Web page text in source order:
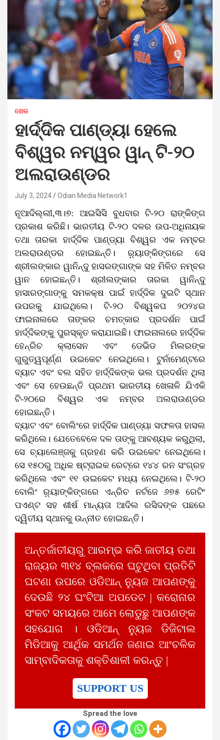
ଖେଳ
ହାର୍ଦ୍ଦିକ ପାଣ୍ଡ୍ୟା ହେଲେ
ବିଶ୍ୱର ନମ୍ୱର ୱାନ୍ ଟି-୨୦
ଅଲରାଉଣ୍ଡର
July 3, 2024 Odian Media Network1
ନୂଆଦିଲ୍ଲୀ,୩।୭: ଆଇସିସି ବୁଧବାର ଟି-୨୦ ରାଙ୍କିଙ୍ଗ
ପ୍ରକାଶ କରିଛି। ଭାରତୀୟ ଟି-୨୦ ଦଳର ଉପ-ଅଧିନାୟକ
ତଥା ତାରକା ହାର୍ଦ୍ଦିକ ପାଣ୍ଡ୍ୟା ବିଶ୍ୱର ଏକ ନମ୍ବର
ଅଲରାଉଣ୍ଡର ହୋଇଛନ୍ତି। ର଼୍ୟାଙ୍କିଙ୍ଗରେ ସେ
ଶ୍ରୀଲଙ୍କାର ୱାନିନ୍ଦୁ ହାସରଙ୍ଗାଙ୍କ ସହ ମିଳିତ ନମ୍ବର
ୱାନ ହୋଇଛନ୍ତି। ଶ୍ରୀଲଙ୍କାର ତାରକା ୱାନିନ୍ଦୁ
ହାସାରଙ୍ଗାଙ୍କୁ ସମକକ୍ଷ ପାଇଁ ହାର୍ଦ୍ଦିକ ଦୁଇଟି ସ୍ଥାନ
ଉପରକୁ ଯାଇଥିଲେ। ଟି-୨୦ ବିଶ୍ୱକପ ୨୦୨୪ର
ଫାଇନାଲରେ ତାଙ୍କର ଚମତ୍କାର ପ୍ରଦର୍ଶନ ପାଇଁ
ହାର୍ଦ୍ଦିକଙ୍କୁ ପୁରସ୍କୃତ କରାଯାଇଛି। ଫାଇନାଲରେ ହାର୍ଦ୍ଦିକ
ହେନ୍ରିଚ କ୍ଲାସେନ ଏବଂ ଡେଭିଡ ମିଲରଙ୍କ
ଗୁରୁତ୍ୱପୂର୍ଣ୍ଣ ଉଇକେଟ ନେଇଥିଲେ। ଟୁର୍ନାମେଣ୍ଟରେ
ବ୍ୟାଟ ଏବଂ ବଲ ସହିତ ହାର୍ଦ୍ଦିକଙ୍କ ଭଲ ପ୍ରଦର୍ଶନ ଥିଲା
ଏବଂ ସେ ହେଉଛନ୍ତି ପ୍ରଥମ ଭାରତୀୟ ଖେଳାଳି ଯିଏକି
ଟି-୨୦ରେ ବିଶ୍ୱର ଏକ ନମ୍ବର ଅଲରାଉଣ୍ଡର
ହୋଇଛନ୍ତି।
ବ୍ୟାଟ ଏବଂ ବୋଲିଂରେ ହାର୍ଦ୍ଦିକ ପାଣ୍ଡ୍ୟା ସଫଳତା ହାସଲ
କରିଥିଲେ। ଯେତେବେଳେ ଦଳ ତାଙ୍କୁ ଆବଶ୍ୟକ କରୁଥିଲା,
ସେ ଚ୍ୟାଲେଞ୍ଜକୁ ଗ୍ରହଣ କରି ଉଇକେଟ ନେଇଥିଲେ।
ସେ ୧୫୦ରୁ ଅଧିକ ଷ୍ଟ୍ରାଇକ ରେଟ୍‌ରେ ୧୪୪ ରନ ସଂଗ୍ରହ
କରିଥିଲେ ଏବଂ ୧୧ ଉଇକେଟ ମଧ୍ୟ ନେଇଥିଲେ। ଟି-୨୦
ବୋଲିଂ ର଼୍ୟାଙ୍କିଙ୍ଗରେ ଏନ୍ରିଚ ନର୍ଟଜେ ୬୭୫ ରେଟିଂ
ପଏଣ୍ଟ ସହ ଶୀର୍ଷ ମାନ୍ୟତା ଆଦିଲ ରସିଦଙ୍କ ପଛରେ
ଦ୍ୱିତୀୟ ସ୍ଥାନକୁ ଉନ୍ନୀତ ହୋଇଛନ୍ତି।
ଅନ୍ତର୍ଜାତୀୟରୁ ଆରମ୍ଭ କରି ଜାତୀୟ ତଥା
ରାଜ୍ୟର ୩୧୪ ବ୍ଲକରେ ଘଟୁଥିବା ପ୍ରତିଟି
ଘଟଣା ଉପରେ ଓଡିଆନ୍ ନ୍ୟୁଜ ଆପଣଙ୍କୁ
ଦେଉଛି ୨୪ ଘଂଟିଆ ଅପଡେଟ | କରୋନାର
ସଂକଟ ସମୟରେ ଆମେ ଲୋଡୁଛୁ ଆପଣଙ୍କ
ସହଯୋଗ । ଓଡିଆନ୍ ନ୍ୟୁଜ ଡିଜିଟାଲ
ମିଡିଆକୁ ଆର୍ଥିକ ସମର୍ଥନ ଜଣାଇ ଆଂଚଳିକ
ସାମ୍ବାଦିକତାକୁ ଶକ୍ତିଶାଳୀ କରନ୍ତୁ |
SUPPORT US
Spread the love